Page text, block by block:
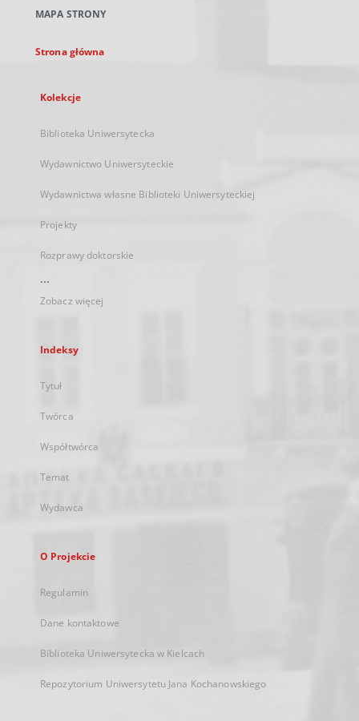
karcie
MAPA STRONY
Strona główna
Kolekcje
Biblioteka Uniwersytecka
Wydawnictwo Uniwersyteckie
Wydawnictwa własne Biblioteki Uniwersyteckiej
Projekty
Rozprawy doktorskie
...
Zobacz więcej
Indeksy
Tytuł
Twórca
Współtwórca
Temat
Wydawca
O Projekcie
Regulamin
Dane kontaktowe
Biblioteka Uniwersytecka w Kielcach
Repozytorium Uniwersytetu Jana Kochanowskiego